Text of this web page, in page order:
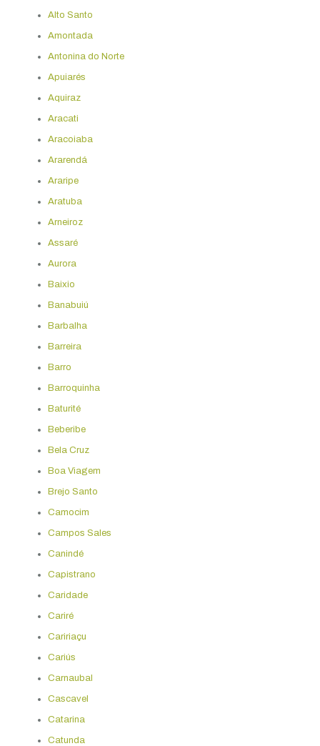
Alto Santo
Amontada
Antonina do Norte
Apuiarés
Aquiraz
Aracati
Aracoiaba
Ararendá
Araripe
Aratuba
Arneiroz
Assaré
Aurora
Baixio
Banabuiú
Barbalha
Barreira
Barro
Barroquinha
Baturité
Beberibe
Bela Cruz
Boa Viagem
Brejo Santo
Camocim
Campos Sales
Canindé
Capistrano
Caridade
Cariré
Caririaçu
Cariús
Carnaubal
Cascavel
Catarina
Catunda